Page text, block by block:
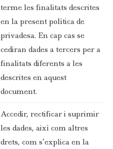
terme les finalitats descrites
en la present política de
privadesa. En cap cas se
cediran dades a tercers per a
finalitats diferents a les
descrites en aquest
document.
Accedir, rectificar i suprimir
les dades, així com altres
drets, com s’explica en la